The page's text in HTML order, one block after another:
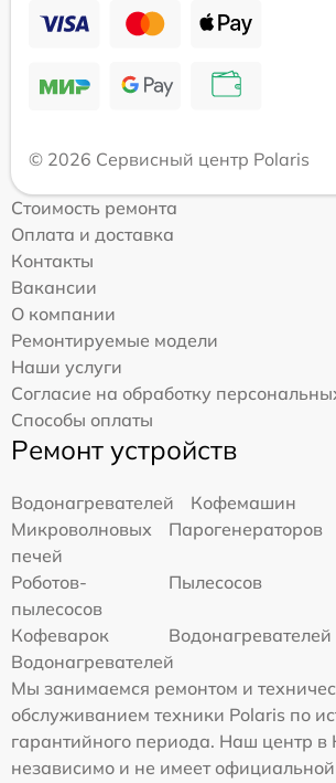
© 2026 Сервисный центр Polaris
Стоимость ремонта
Оплата и доставка
Контакты
Вакансии
О компании
Ремонтируемые модели
Наши услуги
Согласие на обработку
Способы оплаты
Ремонт устройств
Водонагревателей
Кофемашин
Микроволновых
печей
Парогенераторов
Роботов-
пылесосов
Пылесосов
Кофеварок
Водонагревателей
Водонагревателей
Мы занимаемся ремонтом и
обслуживанием техники Polaris по
гарантийного периода. Наш центр в
независимо и не имеет